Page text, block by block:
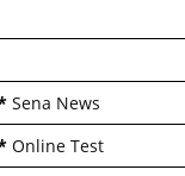
Sena News
Online Test